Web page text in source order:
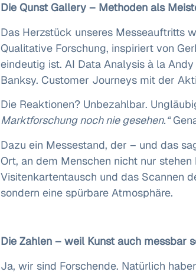
Die Qunst Gallery – Methoden als
Das Herzstück unseres Messeauftritts
Qualitative Forschung, inspiriert von
eindeutig ist. AI Data Analysis à la
Banksy. Customer Journeys mit der
Die Reaktionen? Unbezahlbar.
Marktforschung noch nie gesehen.“
Dazu ein Messestand, der – und das
Ort, an dem Menschen nicht nur stehen
Visitenkartentausch und das Scannen
sondern eine spürbare Atmosphäre.
Die Zahlen – weil Kunst auch messbar
Ja, wir sind Forschende. Natürlich